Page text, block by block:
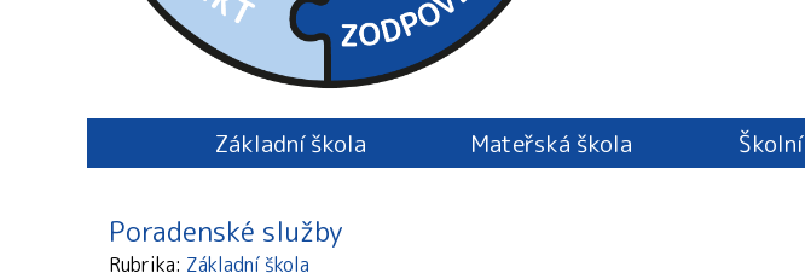
Základní škola Mateřská škola
Poradenské služby
Rubrika Základní škola